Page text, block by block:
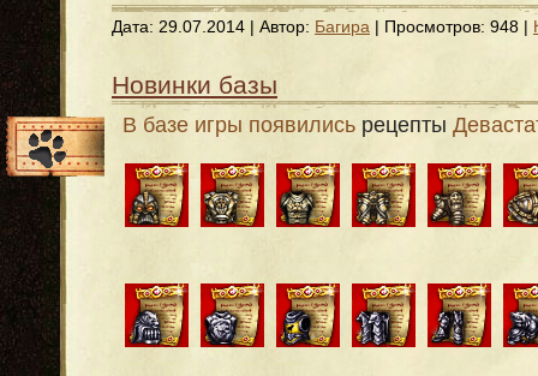
Дата: 29.07.2014 | Автор: Багира | Просмотров: 948 |
Новинки базы
В базе игры появились рецепты